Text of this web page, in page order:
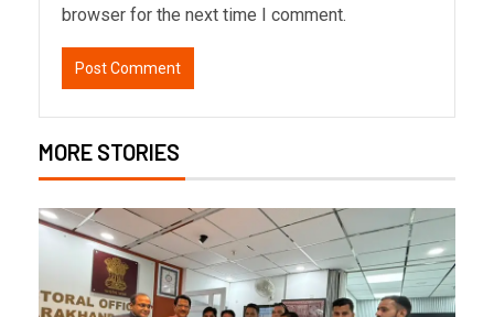
browser for the next time I comment.
MORE STORIES